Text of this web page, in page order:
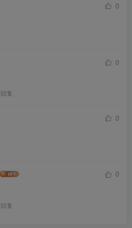
0
0
回复
0
0
回复